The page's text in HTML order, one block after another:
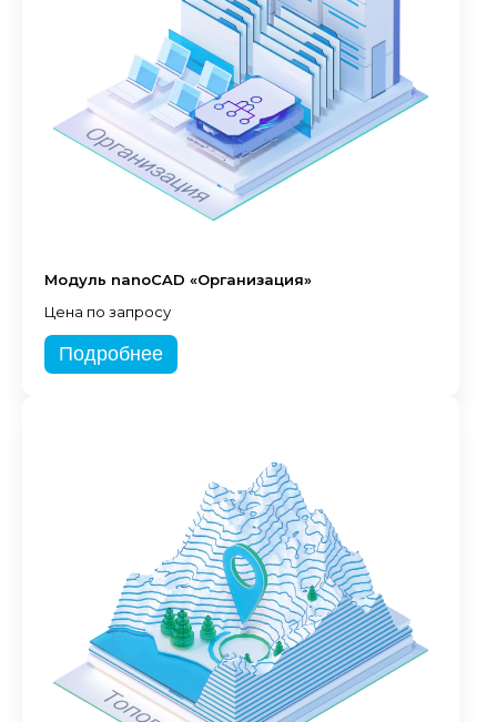
Модуль nanoCAD «Организация»
Цена по запросу
Подробнее